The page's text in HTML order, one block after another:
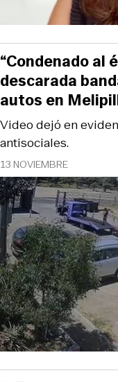
13 NOVIEMBRE
Video dejó en
antisociales.
“Condenado al
descarada
autos en